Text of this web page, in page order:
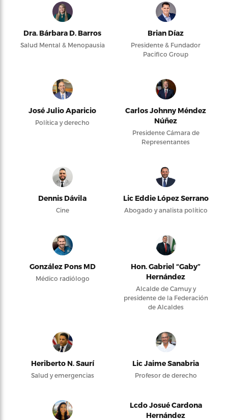
Dra. Bárbara D. Barros
Salud Mental & Menopausia
Brian Díaz
Presidente & Fundador
Pacifico Group
José Julio Aparicio
Política y derecho
Carlos Johnny Méndez
Núñez
Presidente Cámara de
Representantes
Dennis Dávila
Cine
Lic Eddie López Serrano
Abogado y analista político
González Pons MD
Médico radiólogo
Hon. Gabriel “Gaby”
Hernández
Alcalde de Camuy y
presidente de la Federación
de Alcaldes
Heriberto N. Saurí
Salud y emergencias
Lic Jaime Sanabria
Profesor de derecho
Lcdo Josué Cardona
Hernández